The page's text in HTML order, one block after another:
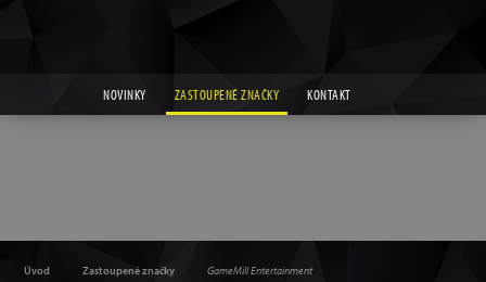
NOVINKY ZASTOUPENÉ ZNAČKY KONTAKT
Úvod Zastoupené značky GameMill Entertainment